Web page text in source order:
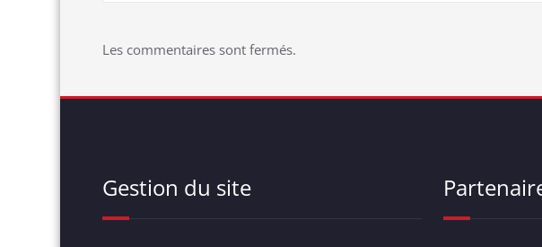
Les commentaires sont fermés.
Gestion du site